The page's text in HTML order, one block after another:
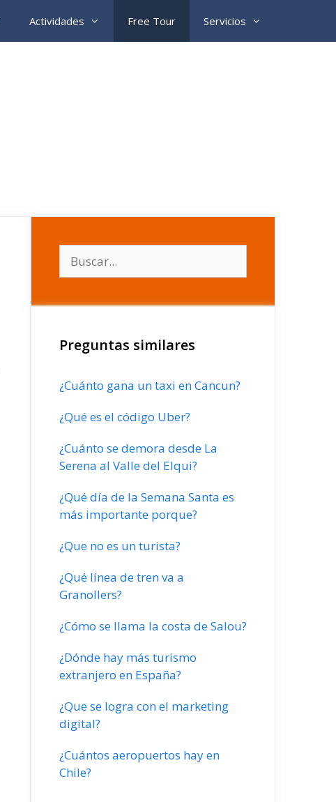
Actividades Free Tour Servicios
Preguntas similares
¿Cuánto gana un taxi en Cancun?
¿Qué es el código Uber?
¿Cuánto se demora desde La
Serena al Valle del Elqui?
¿Qué día de la Semana Santa es
más importante porque?
¿Que no es un turista?
¿Qué línea de tren va a
Granollers?
¿Cómo se llama la costa de Salou?
¿Dónde hay más turismo
extranjero en España?
¿Que se logra con el marketing
digital?
¿Cuántos aeropuertos hay en
Chile?